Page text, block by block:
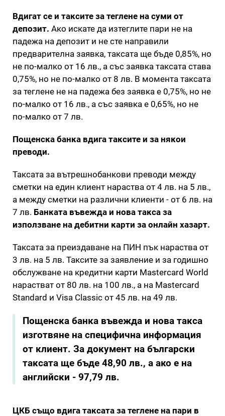
Вдигат се и таксите за теглене на суми от
депозит. Ако искате да изтеглите пари не на
падежа на депозит и не сте направили
предварителна заявка, таксата ще бъде 0,85%, но
не по-малко от 16 лв., а със заявка таксата става
0,75%, но не по-малко от 8 лв. В момента таксата
за теглене не на падежа без заявка е 0,75%, но не
по-малко от 16 лв., а със заявка е 0,65%, но не
по-малко от 7 лв.
Пощенска банка вдига таксите и за някои
преводи.
Таксата за вътрешнобанкови преводи между
сметки на един клиент нараства от 4 лв. на 5 лв.,
а между сметки на различни клиенти - от 6 лв. на
7 лв. Банката въвежда и нова такса за
използване на дебитни карти за онлайн хазарт.
Таксата за преиздаване на ПИН пък нараства от
3 лв. на 5 лв. Таксите за заявление и за годишно
обслужване на кредитни карти Mastercard World
нарастват от 80 лв. на 100 лв., а на Mastercard
Standard и Visa Classic от 45 лв. на 49 лв.
Пощенска банка въвежда и нова такса
изготвяне на специфична информация
от клиент. За документ на български
таксата ще бъде 48,90 лв., а ако е на
английски - 97,79 лв.
ЦКБ също вдига таксата за теглене на пари в